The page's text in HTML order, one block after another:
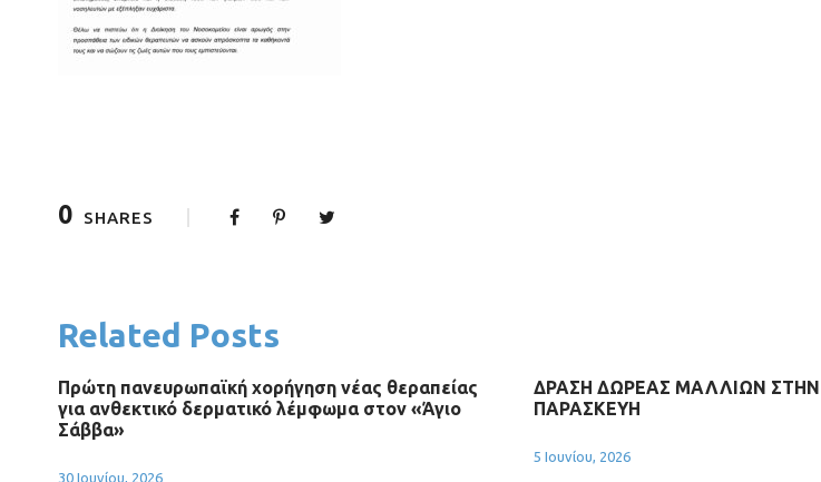
0 SHARES
Related Posts
Πρώτη πανευρωπαϊκή χορήγηση νέας θεραπείας
για ανθεκτικό δερματικό λέμφωμα στον «Άγιο
Σάββα»
30 Ιουνίου, 2026
ΔΡΑΣΗ ΔΩΡΕΑΣ ΜΑΛΛΙΩΝ ΣΤΗΝ
ΠΑΡΑΣΚΕΥΗ
5 Ιουνίου, 2026